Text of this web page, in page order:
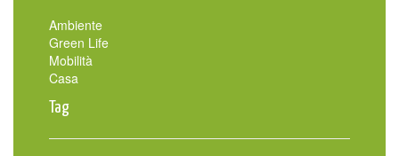
Ambiente
Green Life
Mobilità
Casa
Tag